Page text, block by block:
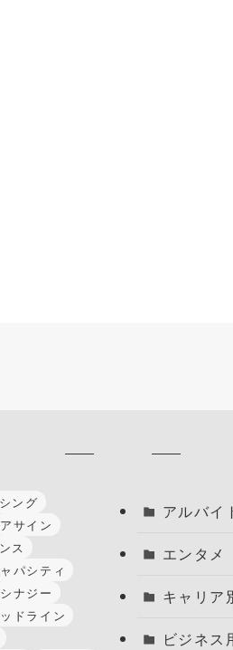
ング
アサイン
ス
パシティ
シナジー
ドライン
アルバイ
エンタメ
キャリア
ビジネス